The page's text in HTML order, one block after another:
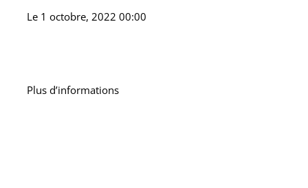
Le 1 octobre, 2022 00:00
Plus d’informations